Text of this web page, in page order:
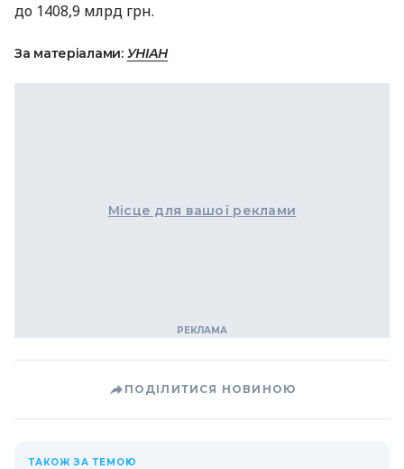
до 1408,9 млрд грн.
За матеріалами: УНІАН
Місце для вашої реклами
ПОДІЛИТИСЯ НОВИНОЮ
ТАКОЖ ЗА ТЕМОЮ